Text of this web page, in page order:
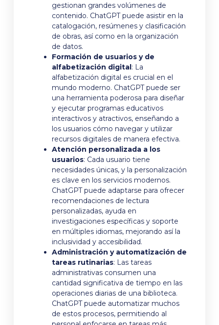
gestionan grandes volúmenes de
contenido. ChatGPT puede asistir en la
catalogación, resúmenes y clasificación
de obras, así como en la organización
de datos.
Formación de usuarios y de
alfabetización digital: La
alfabetización digital es crucial en el
mundo moderno. ChatGPT puede ser
una herramienta poderosa para diseñar
y ejecutar programas educativos
interactivos y atractivos, enseñando a
los usuarios cómo navegar y utilizar
recursos digitales de manera efectiva.
Atención personalizada a los
usuarios: Cada usuario tiene
necesidades únicas, y la personalización
es clave en los servicios modernos.
ChatGPT puede adaptarse para ofrecer
recomendaciones de lectura
personalizadas, ayuda en
investigaciones específicas y soporte
en múltiples idiomas, mejorando así la
inclusividad y accesibilidad.
Administración y automatización de
tareas rutinarias: Las tareas
administrativas consumen una
cantidad significativa de tiempo en las
operaciones diarias de una biblioteca.
ChatGPT puede automatizar muchos
de estos procesos, permitiendo al